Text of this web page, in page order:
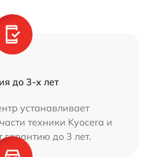
до 3-х лет
устанавливает
техники Kyocera и
гарантию до 3 лет.